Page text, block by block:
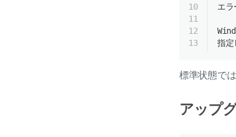
10
11
12
13
エ
指
標準状態で
アップ